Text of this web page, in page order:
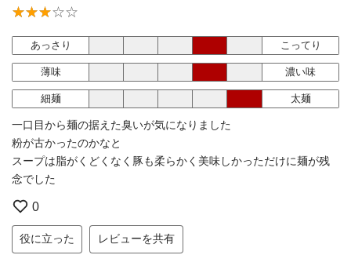
あっさり こってり
薄味 濃い味
細麺 太麺
一口目から麺の据えた臭いが気になりました
粉が古かったのかなと
スープは脂がくどくなく豚も柔らかく美味しかっただけに麺が残
念でした
0
役に立った レビューを共有